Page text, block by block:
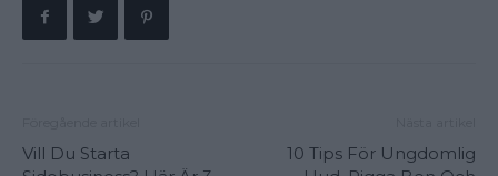
Vill Du Starta
10 Tips För Ungdomlig